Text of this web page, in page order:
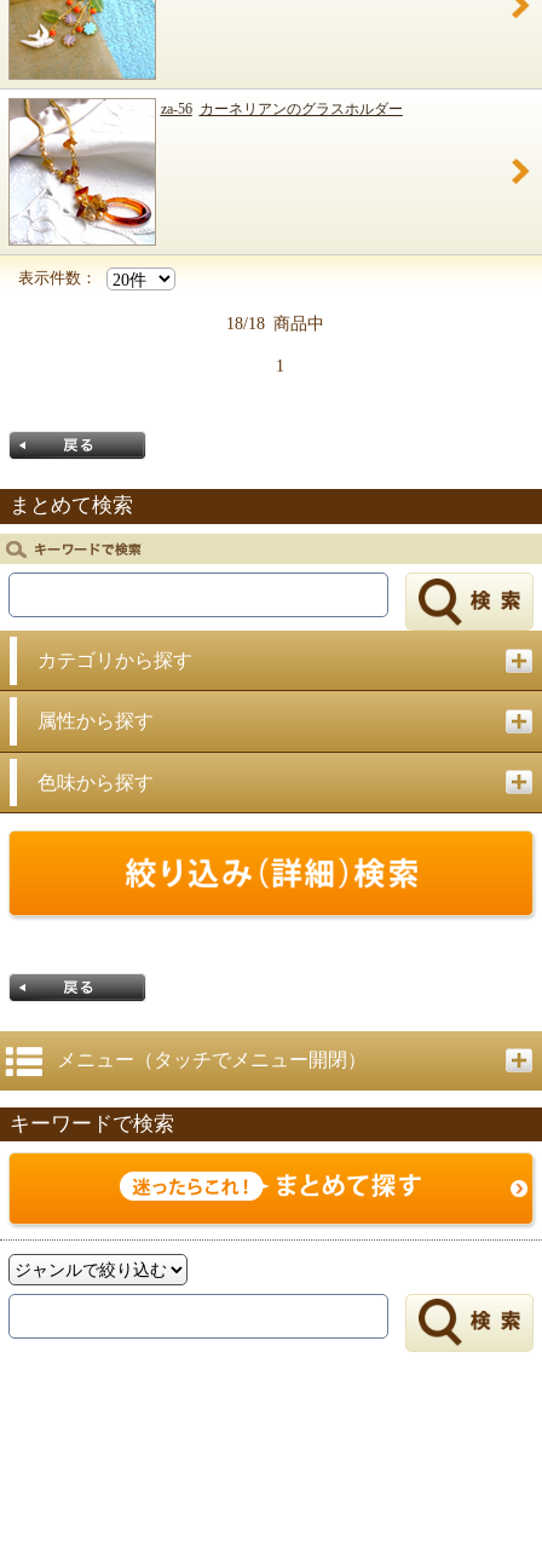
za-56 カーネリアンのグラスホルダー
表示件数：
18/18 商品中
1
戻る
まとめて検索
カテゴリから探す
属性から探す
色味から探す
戻る
メニュー（タッチでメニュー開閉）
キーワードで検索